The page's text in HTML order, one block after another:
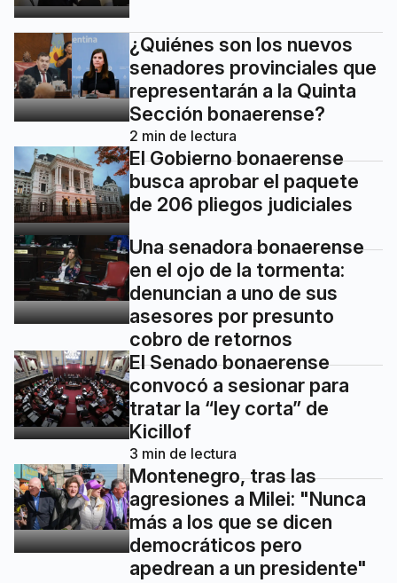
¿Quiénes son los nuevos
senadores provinciales que
representarán a la Quinta
Sección bonaerense?
2 min de lectura
El Gobierno bonaerense
busca aprobar el paquete
de 206 pliegos judiciales
Una senadora bonaerense
en el ojo de la tormenta:
denuncian a uno de sus
asesores por presunto
cobro de retornos
El Senado bonaerense
convocó a sesionar para
tratar la “ley corta” de
Kicillof
3 min de lectura
Montenegro, tras las
agresiones a Milei: "Nunca
más a los que se dicen
democráticos pero
apedrean a un presidente"